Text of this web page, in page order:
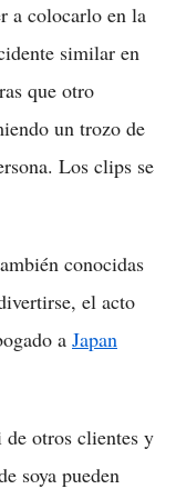
a colocarlo en la
similar en
que otro
un trozo de
Los clips se
conocidas
el acto
a Japan
de otros clientes y
soya pueden